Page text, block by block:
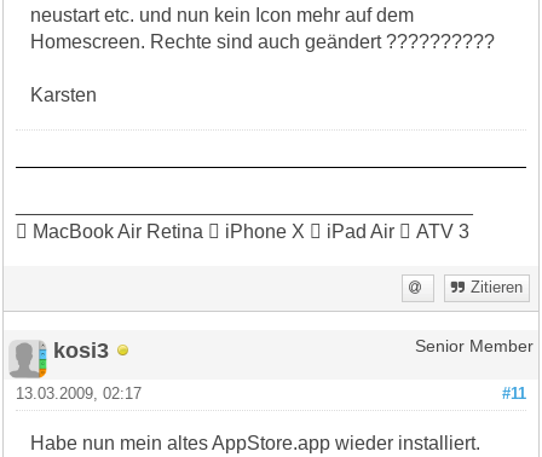
neustart etc. und nun kein Icon mehr auf dem
Homescreen. Rechte sind auch geändert ??????????
Karsten
 MacBook Air Retina  iPhone X  iPad Air  ATV 3
Zitieren
kosi3 Senior Member
#11
13.03.2009, 02:17
Habe nun mein altes AppStore.app wieder installiert.